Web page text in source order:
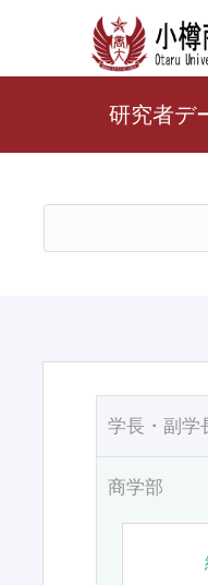
研究者デ
学長・副学
商学部